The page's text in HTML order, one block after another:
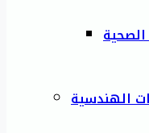
الهندسية